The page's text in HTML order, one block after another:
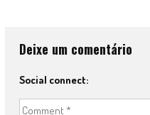
Deixe um comentário
Social connect: